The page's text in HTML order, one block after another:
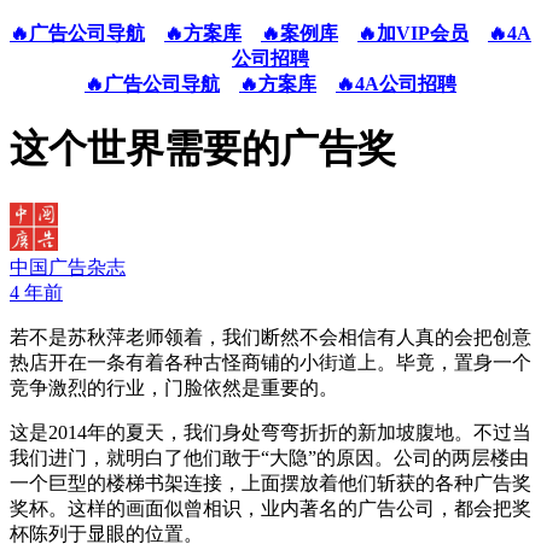
🔥广告公司导航 🔥方案库 🔥案例库 🔥加VIP会员
🔥4A
公司招聘
🔥广告公司导航
🔥方案库 🔥4A公司招聘
这个世界需要的广告奖
中国广告杂志
4 年前
若不是苏秋萍老师领着，我们断然不会相信有人真的会把创意
热店开在一条有着各种古怪商铺的小街道上。毕竟，置身一个
竞争激烈的行业，门脸依然是重要的。
这是2014年的夏天，我们身处弯弯折折的新加坡腹地。不过当
我们进门，就明白了他们敢于“大隐”的原因。公司的两层楼由
一个巨型的楼梯书架连接，上面摆放着他们斩获的各种广告奖
奖杯。这样的画面似曾相识，业内著名的广告公司，都会把奖
杯陈列于显眼的位置。